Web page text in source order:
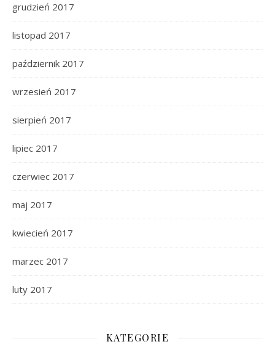
grudzień 2017
listopad 2017
październik 2017
wrzesień 2017
sierpień 2017
lipiec 2017
czerwiec 2017
maj 2017
kwiecień 2017
marzec 2017
luty 2017
KATEGORIE